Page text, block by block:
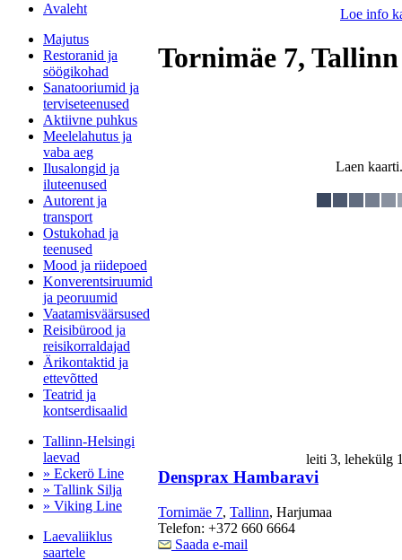
Avaleht
Majutus
Restoranid ja
söögikohad
Sanatooriumid ja
terviseteenused
Aktiivne puhkus
Meelelahutus ja
vaba aeg
Ilusalongid ja
iluteenused
Autorent ja
transport
Ostukohad ja
teenused
Mood ja riidepoed
Konverentsiruumid
ja peoruumid
Vaatamisväärsused
Reisibürood ja
reisikorraldajad
Ärikontaktid ja
ettevõtted
Teatrid ja
kontserdisaalid
Tallinn-Helsingi
laevad
» Eckerö Line
» Tallink Silja
» Viking Line
Laevaliiklus
saartele
Loe info
Tornimäe 7,
Laen
leiti 3,
Densprax Hambaravi
Tornimäe 7, Tallinn, Harjumaa
Telefon: +372 660 6664
Saada e-mail